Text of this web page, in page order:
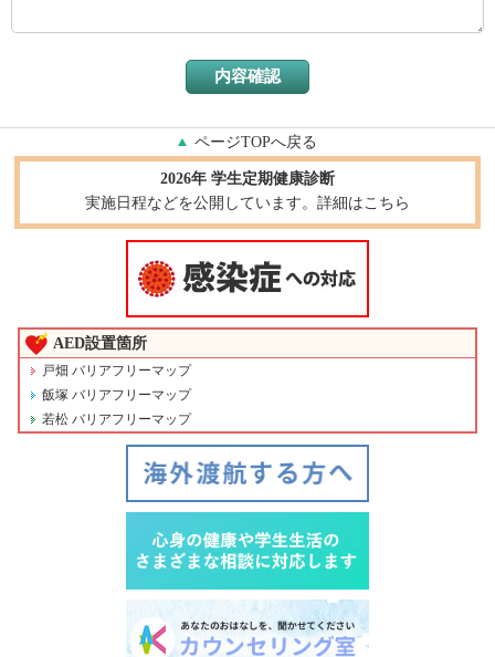
ページTOPへ戻る
2026年 学生定期健康診断
実施日程などを公開しています。詳細はこちら
AED設置箇所
戸畑 バリアフリーマップ
飯塚 バリアフリーマップ
若松 バリアフリーマップ